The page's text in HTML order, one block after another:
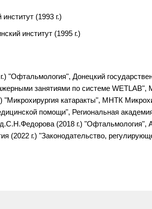
(1993 г.)
институт (1995 г.)
"Офтальмология", Донецкий
занятиями по системе
катаракты", МНТК
помощи", Региональная
(2018 г.) "Офтальмология",
(2022 г.) "Законодательство,